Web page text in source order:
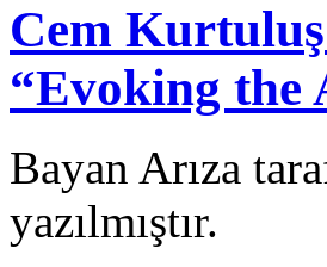
Cem
“Evoking the
Bayan Arıza
yazılmıştır.